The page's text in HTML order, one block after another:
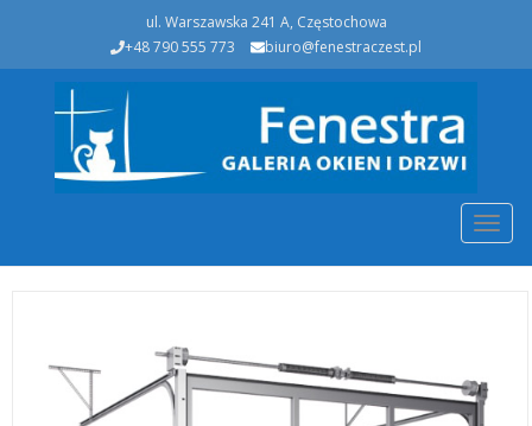
ul. Warszawska 241 A, Częstochowa
+48 790 555 773
biuro@fenestraczest.pl